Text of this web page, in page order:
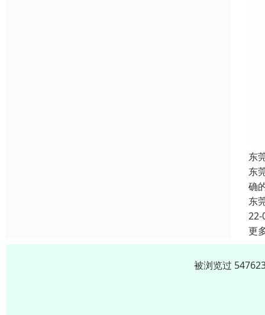
东
东
确
东
22-
更
被浏览过